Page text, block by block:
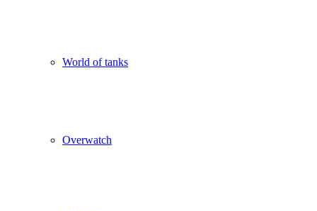
World of tanks
Overwatch